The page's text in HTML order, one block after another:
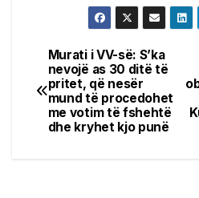
Post
navigation
Murati i VV-së: S’ka
nevojë as 30 ditë të
pritet, që nesër
mund të procedohet
me votim të fshehtë
dhe kryhet kjo punë